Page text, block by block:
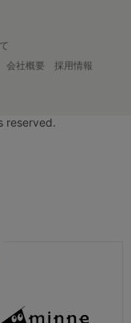
会社概要
採用情報
reserved.